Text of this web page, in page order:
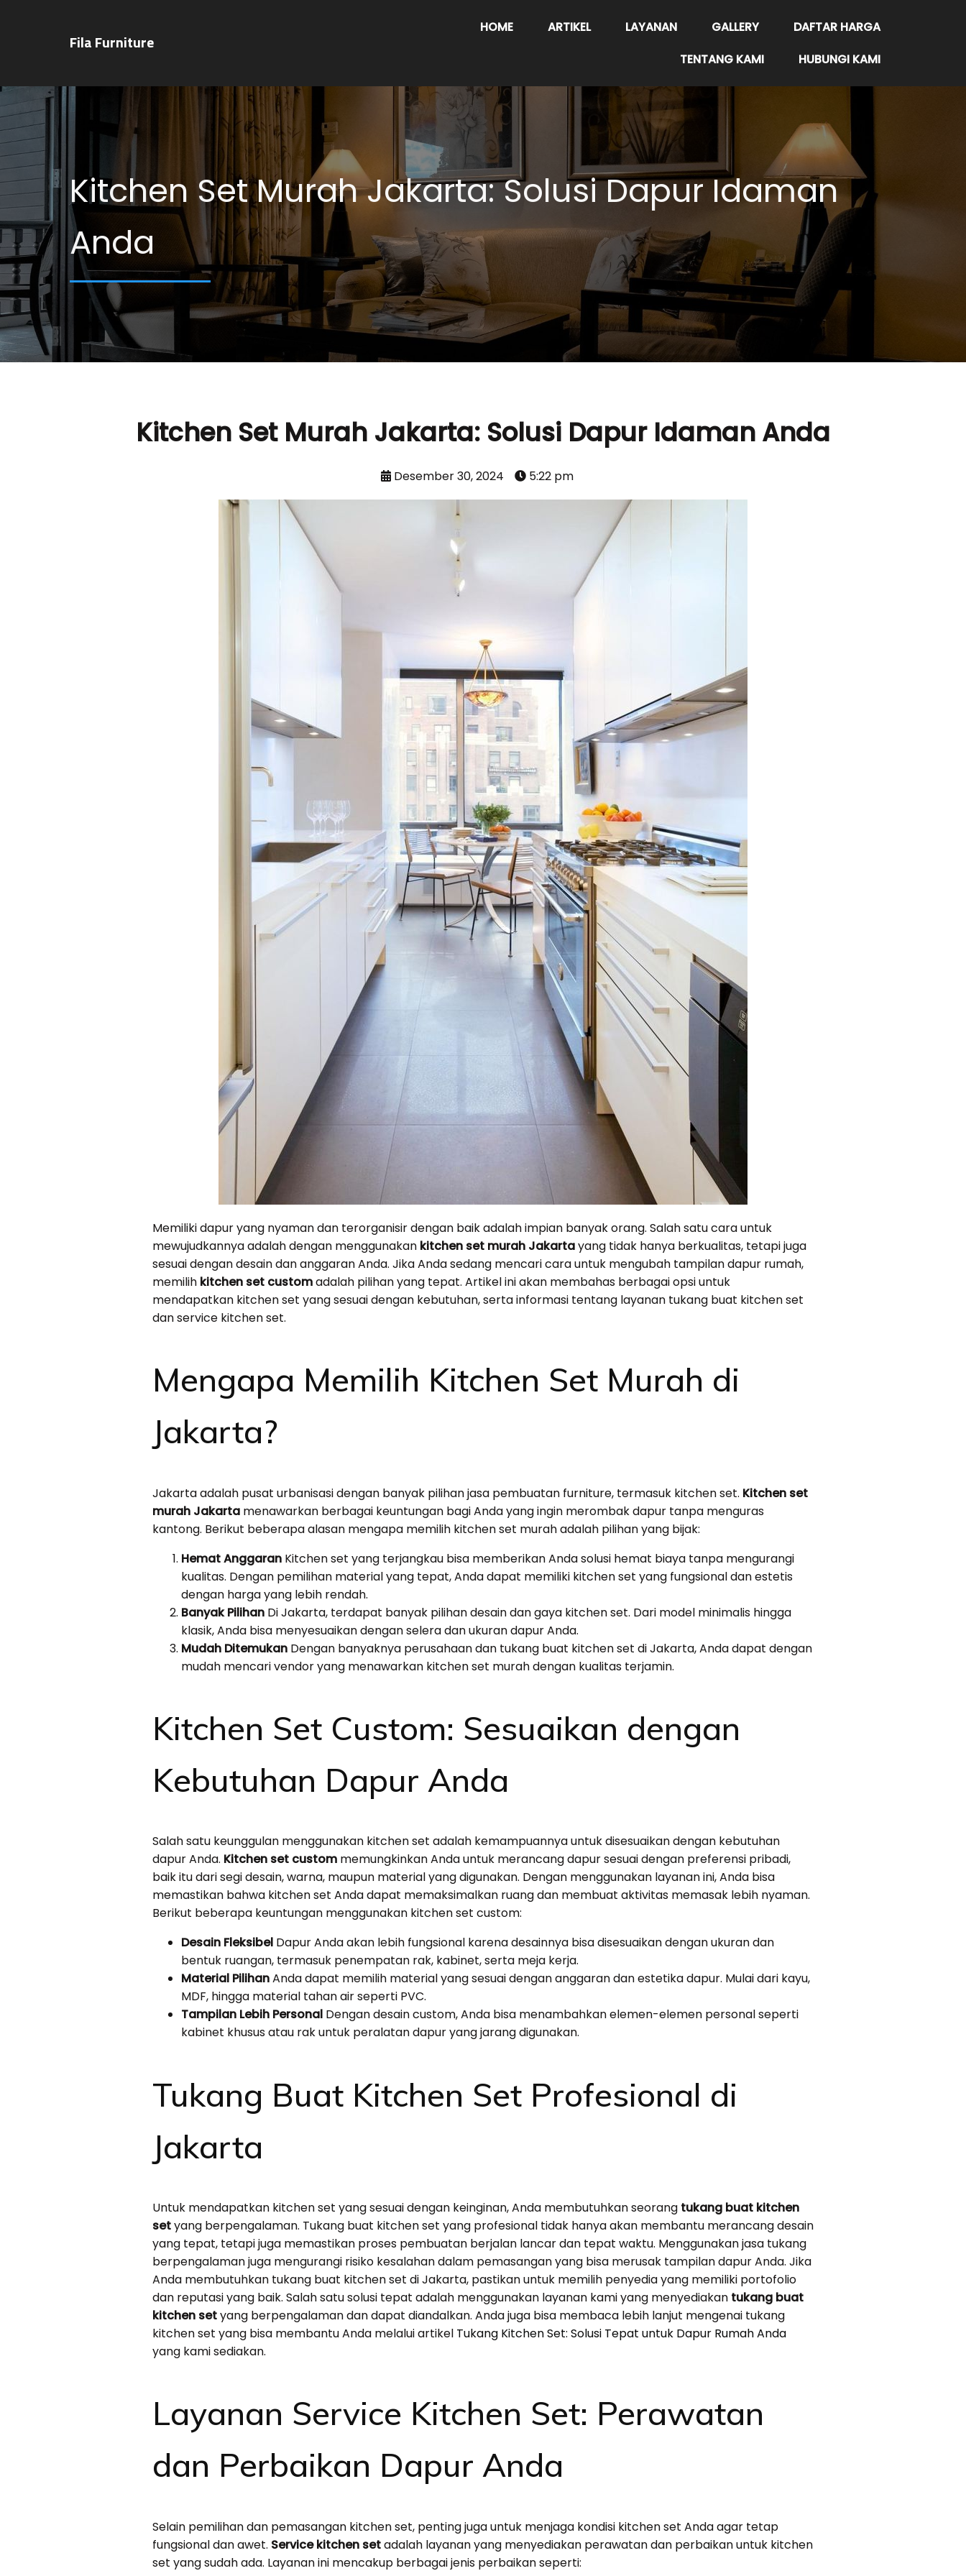
Fila Furniture
HOME ARTIKEL LAYANAN GALLERY
DAFTAR HARGA
TENTANG KAMI
HUBUNGI KAMI
Kitchen Set Murah Jakarta: Solusi Dapur Idaman
Anda
Kitchen Set Murah Jakarta: Solusi Dapur Idaman Anda
Desember 30, 2024 5:22 pm
Memiliki dapur yang nyaman dan terorganisir dengan baik adalah impian banyak orang. Salah satu cara untuk
mewujudkannya adalah dengan menggunakan kitchen set murah Jakartayang tidak hanya berkualitas, tetapi juga
sesuai dengan desain dan anggaran Anda. Jika Anda sedang mencari cara untuk mengubah tampilan dapur rumah,
memilih kitchen set customadalah pilihan yang tepat. Artikel ini akan membahas berbagai opsi untuk
mendapatkan kitchen set yang sesuai dengan kebutuhan, serta informasi tentang layanan tukang buat kitchen set
dan service kitchen set.
Mengapa Memilih Kitchen Set Murah di
Jakarta?
Jakarta adalah pusat urbanisasi dengan banyak pilihan jasa pembuatan furniture, termasuk kitchen set. Kitchen set
murah Jakartamenawarkan berbagai keuntungan bagi Anda yang ingin merombak dapur tanpa menguras
kantong. Berikut beberapa alasan mengapa memilih kitchen set murah adalah pilihan yang bijak:
Hemat AnggaranKitchen set yang terjangkau bisa memberikan Anda solusi hemat biaya tanpa mengurangi
kualitas. Dengan pemilihan material yang tepat, Anda dapat memiliki kitchen set yang fungsional dan estetis
dengan harga yang lebih rendah.
Banyak PilihanDi Jakarta, terdapat banyak pilihan desain dan gaya kitchen set. Dari model minimalis hingga
klasik, Anda bisa menyesuaikan dengan selera dan ukuran dapur Anda.
Mudah DitemukanDengan banyaknya perusahaan dan tukang buat kitchen set di Jakarta, Anda dapat dengan
mudah mencari vendor yang menawarkan kitchen set murah dengan kualitas terjamin.
Kitchen Set Custom: Sesuaikan dengan
Kebutuhan Dapur Anda
Salah satu keunggulan menggunakan kitchen set adalah kemampuannya untuk disesuaikan dengan kebutuhan
dapur Anda. Kitchen set custommemungkinkan Anda untuk merancang dapur sesuai dengan preferensi pribadi,
baik itu dari segi desain, warna, maupun material yang digunakan. Dengan menggunakan layanan ini, Anda bisa
memastikan bahwa kitchen set Anda dapat memaksimalkan ruang dan membuat aktivitas memasak lebih nyaman.
Berikut beberapa keuntungan menggunakan kitchen set custom:
Desain FleksibelDapur Anda akan lebih fungsional karena desainnya bisa disesuaikan dengan ukuran dan
bentuk ruangan, termasuk penempatan rak, kabinet, serta meja kerja.
Material PilihanAnda dapat memilih material yang sesuai dengan anggaran dan estetika dapur. Mulai dari kayu,
MDF, hingga material tahan air seperti PVC.
Tampilan Lebih PersonalDengan desain custom, Anda bisa menambahkan elemen-elemen personal seperti
kabinet khusus atau rak untuk peralatan dapur yang jarang digunakan.
Tukang Buat Kitchen Set Profesional di
Jakarta
Untuk mendapatkan kitchen set yang sesuai dengan keinginan, Anda membutuhkan seorang tukang buat kitchen
setyang berpengalaman. Tukang buat kitchen set yang profesional tidak hanya akan membantu merancang desain
yang tepat, tetapi juga memastikan proses pembuatan berjalan lancar dan tepat waktu. Menggunakan jasa tukang
berpengalaman juga mengurangi risiko kesalahan dalam pemasangan yang bisa merusak tampilan dapur Anda. Jika
Anda membutuhkan tukang buat kitchen set di Jakarta, pastikan untuk memilih penyedia yang memiliki portofolio
dan reputasi yang baik. Salah satu solusi tepat adalah menggunakan layanan kami yang menyediakan tukang buat
kitchen setyang berpengalaman dan dapat diandalkan. Anda juga bisa membaca lebih lanjut mengenai tukang
kitchen set yang bisa membantu Anda melalui artikel Tukang Kitchen Set: Solusi Tepat untuk Dapur Rumah Anda
yang kami sediakan.
Layanan Service Kitchen Set: Perawatan
dan Perbaikan Dapur Anda
Selain pemilihan dan pemasangan kitchen set, penting juga untuk menjaga kondisi kitchen set Anda agar tetap
fungsional dan awet. Service kitchen setadalah layanan yang menyediakan perawatan dan perbaikan untuk kitchen
set yang sudah ada. Layanan ini mencakup berbagai jenis perbaikan seperti: